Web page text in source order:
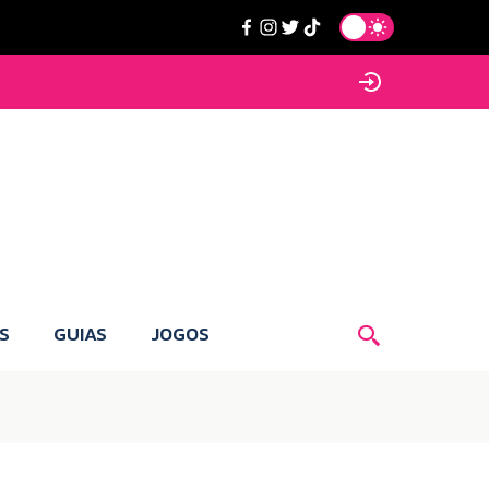
GUIAS JOGOS